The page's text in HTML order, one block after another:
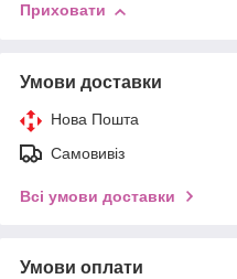
Приховати
Умови доставки
Нова Пошта
Самовивіз
Всі умови доставки
Умови оплати